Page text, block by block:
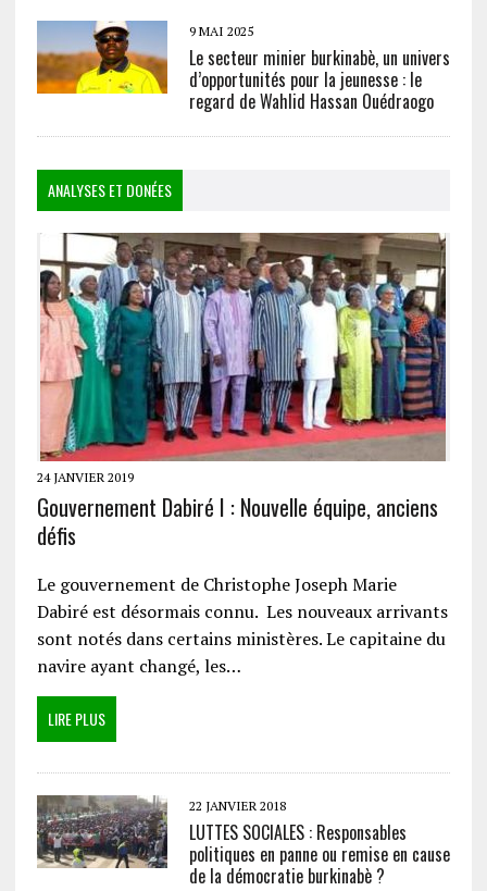
9 MAI 2025
Le secteur minier burkinabè, un univers
d’opportunités pour la jeunesse : le
regard de Wahlid Hassan Ouédraogo
ANALYSES ET DONÉES
24 JANVIER 2019
Gouvernement Dabiré I : Nouvelle équipe, anciens
défis
Le gouvernement de Christophe Joseph Marie
Dabiré est désormais connu. Les nouveaux arrivants
sont notés dans certains ministères. Le capitaine du
navire ayant changé, les…
LIRE PLUS
22 JANVIER 2018
LUTTES SOCIALES : Responsables
politiques en panne ou remise en cause
de la démocratie burkinabè ?